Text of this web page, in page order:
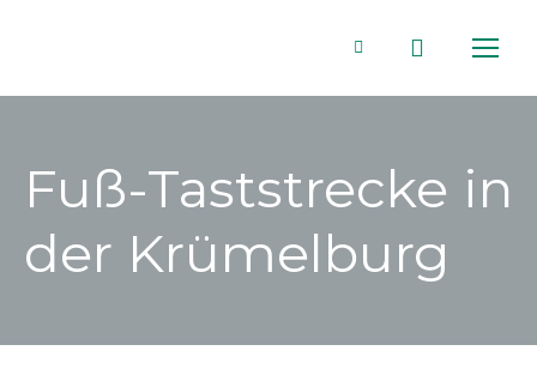
Search:
opens
in
Fuß-Taststrecke in
der Krümelburg